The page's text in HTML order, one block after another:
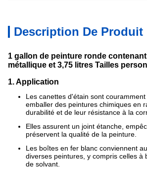
Description De Produit
1 gallon de peinture ronde
métallique et 3,75 litres Tailles
1. Application
Les canettes d'étain sont
emballer des peintures chimiques en
durabilité et de leur résistance à la
Elles assurent un joint étanche,
préservent la qualité de la peinture.
Les boîtes en fer blanc conviennent
diverses peintures, y compris celles à
de solvant.